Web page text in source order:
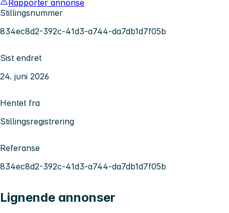
Rapporter annonse
Stillingsnummer
834ec8d2-392c-41d3-a744-da7db1d7f05b
Sist endret
24. juni 2026
Hentet fra
Stillingsregistrering
Referanse
834ec8d2-392c-41d3-a744-da7db1d7f05b
Lignende annonser